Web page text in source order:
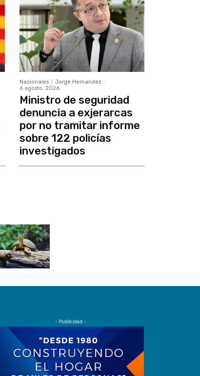
Nacionales Jorge Hernandez -
6 agosto, 2026
Ministro de seguridad
denuncia a exjerarcas
por no tramitar informe
sobre 122 policías
investigados
- Publicidad -